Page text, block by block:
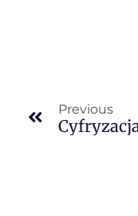
Previous